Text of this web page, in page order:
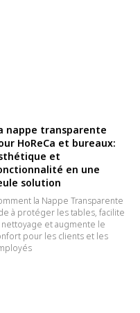
nappe transparente
HoReCa et bureaux:
et
en une
solution
la Nappe Transparente
à protéger les tables, facilite
nettoyage et augmente le
pour les clients et les